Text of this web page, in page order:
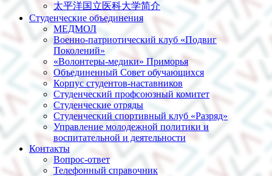
太平洋国立医科大学简介
Студенческие объединения
МЕДМОЛ
Военно-патриотический клуб «Подвиг
Поколений»
«Волонтеры-медики» Приморья
Объединенный Совет обучающихся
Корпус студентов-наставников
Студенческий профсоюзный комитет
Студенческие отряды
Студенческий спортивный клуб «Разряд»
Управление молодежной политики и
воспитательной и деятельности
Контакты
Вопрос-ответ
Телефонный справочник